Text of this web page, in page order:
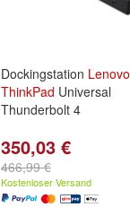
Dockingstation Lenovo
ThinkPad Universal
Thunderbolt 4
350,03 €
466,99 €
Kostenloser Versand